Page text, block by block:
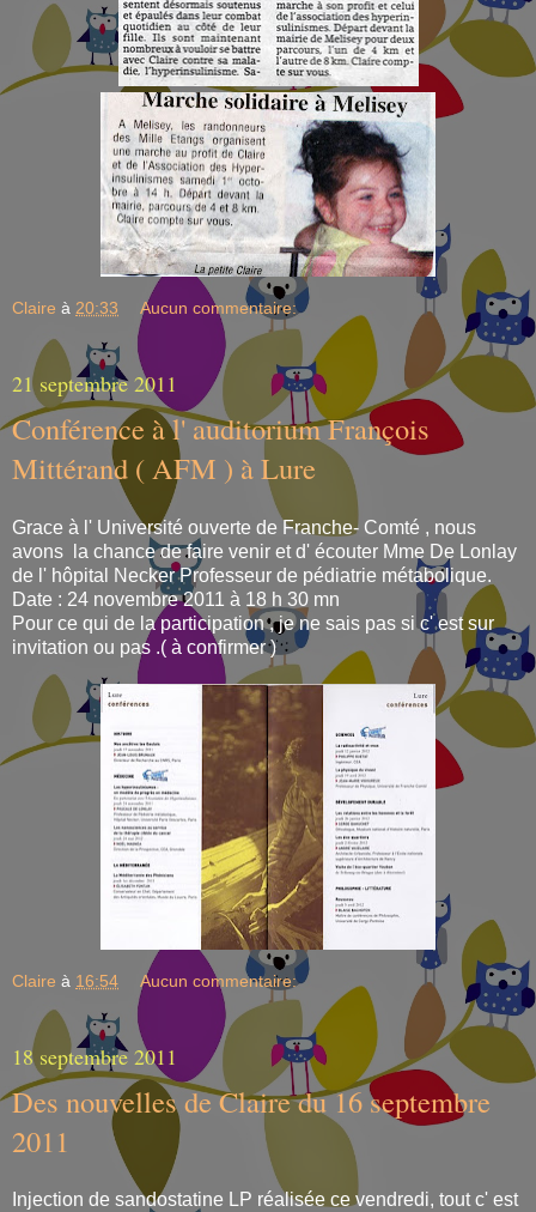
Claire à 20:33 Aucun commentaire:
21 septembre 2011
Conférence à l' auditorium François
Mittérand ( AFM ) à Lure
Grace à l' Université ouverte de Franche- Comté , nous
avons la chance de faire venir et d' écouter Mme De Lonlay
de l' hôpital Necker Professeur de pédiatrie métabolique.
Date : 24 novembre 2011 à 18 h 30 mn
Pour ce qui de la participation , je ne sais pas si c' est sur
invitation ou pas .( à confirmer )
Claire à 16:54 Aucun commentaire:
18 septembre 2011
Des nouvelles de Claire du 16 septembre
2011
Injection de sandostatine LP réalisée ce vendredi, tout c' est